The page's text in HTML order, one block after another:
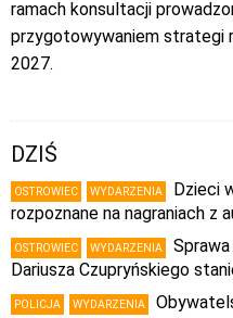
ramach konsultacji
przygotowywaniem strategi
2027.
DZIŚ
OSTROWIEC WYDARZENIA
Dzieci
rozpoznane na nagraniach z
OSTROWIEC WYDARZENIA
Dariusza Czupryńskiego
POLICJA WYDARZENIA